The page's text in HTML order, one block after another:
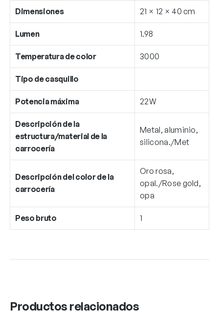
Dimensiones 21 × 12 × 40 cm
Lumen 1.98
Temperatura de color 3000
Tipo de casquillo
Potencia máxima 22W
Descripción de la
estructura/material de la
carrocería
Metal, aluminio,
silicona./Met
Descripción del color de la
carrocería
Oro rosa,
opal./Rose gold,
opa
Peso bruto 1
Productos relacionados